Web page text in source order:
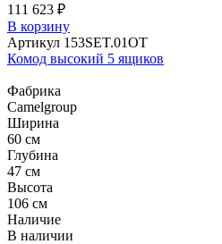
111 623 ₽
В корзину
Артикул 153SET.01OT
Комод высокий 5 ящиков
Фабрика
Camelgroup
Ширина
60 см
Глубина
47 см
Высота
106 см
Наличие
В наличии